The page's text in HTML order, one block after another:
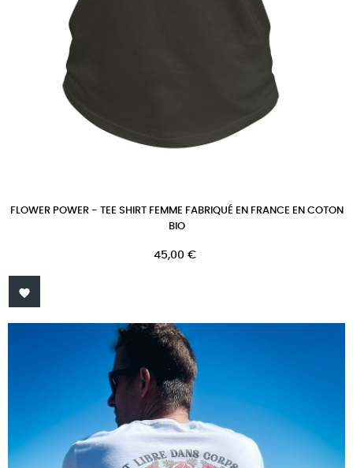
FLOWER POWER - TEE SHIRT FEMME FABRIQUÉ EN FRANCE EN COTON
BIO
Prix
45,00 €
